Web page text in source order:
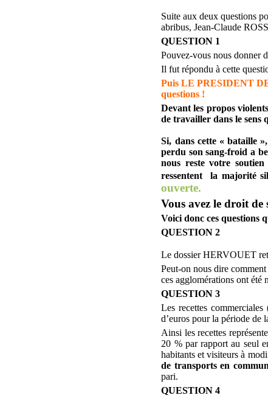
Suite aux deux questions
abribus, Jean-Claude
QUESTION 1
Pouvez-vous nous donner
Il fut répondu à cette
Puis LE PRESIDENT
questions !
Devant les propos
de travailler dans le sens
Si, dans cette « bataille
perdu son sang-froid a
nous reste votre
ressentent
la majorité
ouverte.
Vous avez le droit de
Voici donc ces questions
QUESTION 2
Le dossier HERVOUET
Peut-on nous dire
ces agglomérations ont été
QUESTION 3
Les recettes
d’euros pour la période de
Ainsi les recettes
20 % par rapport au seul
habitants et visiteurs à
de transports en
pari.
QUESTION 4